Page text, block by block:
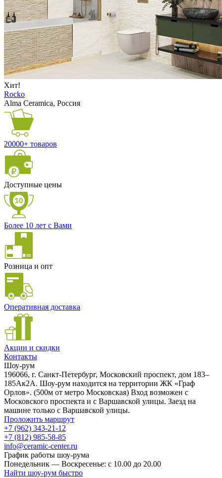
Хит!
Rocko
Alma Ceramica, Россия
20000+ товаров
Доступные цены
Более 10 лет с Вами
Розница и опт
Оперативная доставка
Акции и скидки
Контакты
Шоу-рум
196066, г. Санкт-Петербург, Московский проспект, дом 183–
185Ак2А. Шоу-рум находится на территории ЖК «Граф
Орлов». (500м от метро Московская) Вход возможен с
Московского проспекта и с Варшавской улицы. Заезд на
машине только с Варшавской улицы.
Проложить маршрут
+7 (962) 343-21-12
+7 (812) 985-58-85
info@ceramic-center.ru
График работы шоу-рума
Понедельник — Воскресенье: с 10.00 до 20.00
Найти шоу-рум быстро